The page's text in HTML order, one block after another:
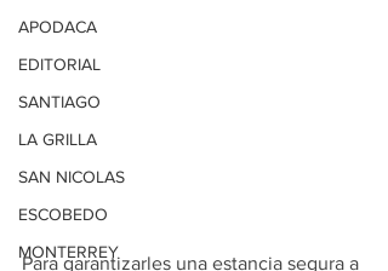
APODACA
EDITORIAL
SANTIAGO
LA GRILLA
SAN NICOLAS
ESCOBEDO
MONTERREY
Para garantizarles una estancia segura a